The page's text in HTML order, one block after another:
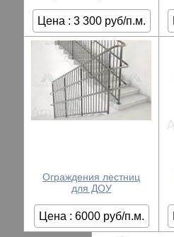
Цена : 3 300 руб/п.м.
Ограждения лестниц
для ДОУ
Цена : 6000 руб/п.м.